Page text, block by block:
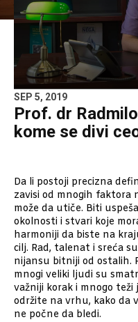
SEP 5, 2019
Prof. dr
kome se divi
Da li postoji precizna
zavisi od mnogih faktora
može da utiče. Biti
okolnosti i stvari koje
harmoniji da biste na
cilj. Rad, talenat i sreća
nijansu bitniji od ostalih.
mnogi veliki ljudi su
važniji korak i mnogo
održite na vrhu, kako da
ne počne da bledi.